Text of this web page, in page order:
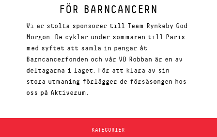
FÖR BARNCANCERN
Vi är stolta sponsorer till Team Rynkeby God
Morgon. De cyklar under sommaren till Paris
med syftet att samla in pengar åt
Barncancerfonden och vår VD Robban är en av
deltagarna i laget. För att klara av sin
stora utmaning förlägger de försäsongen hos
oss på Aktiverum.
KATEGORIER